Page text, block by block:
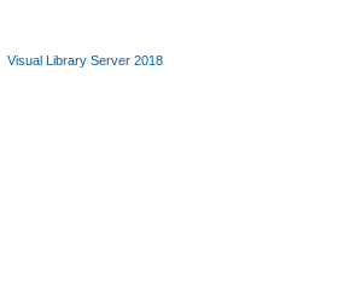
Visual Library Server 2018